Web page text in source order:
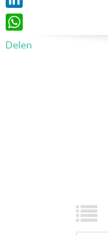
LinkedIn
WhatsApp
Delen